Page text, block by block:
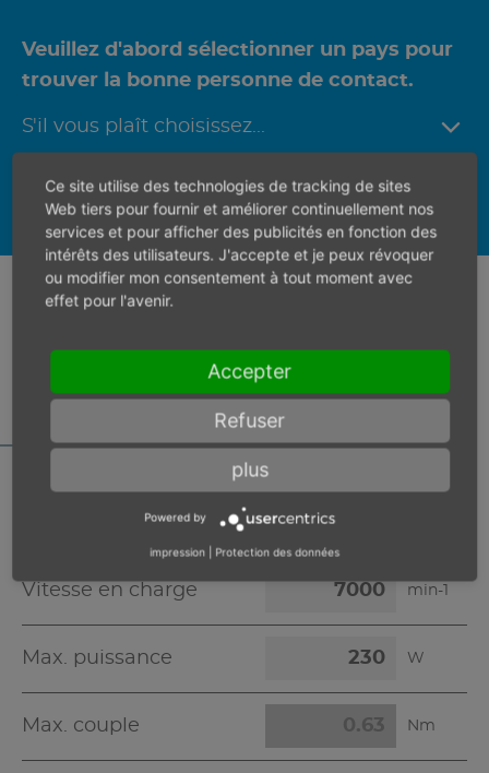
Veuillez d'abord sélectionner un pays pour
trouver la bonne personne de contact.
CALCULATEUR DES
CARACTÉRISTIQUES
MOTEUR
Pression d'alimentation 6 bar
Vitesse en charge min-1
Max. puissance W
Max. couple Nm
Ce site utilise des technologies de tracking de sites
Web tiers pour fournir et améliorer continuellement nos
services et pour afficher des publicités en fonction des
intérêts des utilisateurs. J'accepte et je peux révoquer
ou modifier mon consentement à tout moment avec
effet pour l'avenir.
Accepter
Refuser
plus
Powered by
impression Protection des données